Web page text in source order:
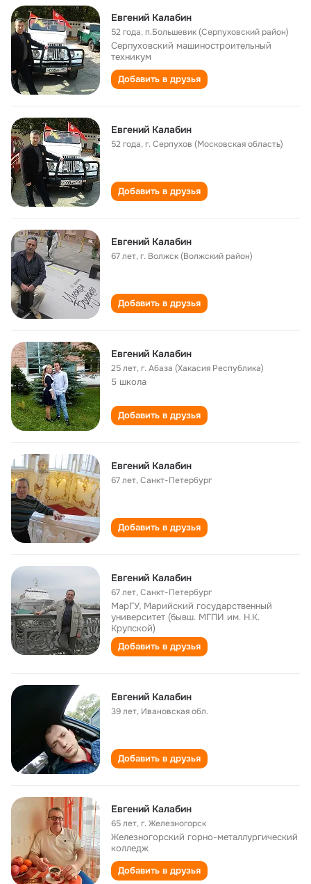
Евгений Калабин
52 года,п.Большевик (Серпуховский район)
Серпуховский машиностроительный
техникум
Добавить в друзья
Евгений Калабин
52 года,г. Серпухов (Московская область)
Добавить в друзья
Евгений Калабин
67 лет,г. Волжск (Волжский район)
Добавить в друзья
Евгений Калабин
25 лет,г. Абаза (Хакасия Республика)
5 школа
Добавить в друзья
Евгений Калабин
67 лет,Санкт-Петербург
Добавить в друзья
Евгений Калабин
67 лет,Санкт-Петербург
МарГУ, Марийский государственный
университет (бывш. МГПИ им. Н.К.
Крупской)
Добавить в друзья
Евгений Калабин
39 лет, Ивановская обл.
Добавить в друзья
Евгений Калабин
65 лет,г. Железногорск
Железногорский горно-металлургический
колледж
Добавить в друзья